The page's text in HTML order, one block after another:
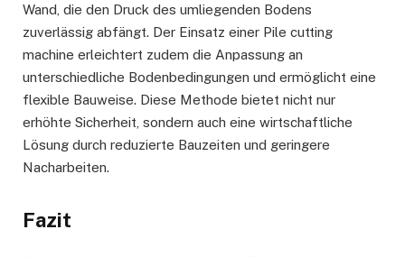
Wand, die den Druck des umliegenden Bodens
zuverlässig abfängt. Der Einsatz einer Pile cutting
machine erleichtert zudem die Anpassung an
unterschiedliche Bodenbedingungen und ermöglicht eine
flexible Bauweise. Diese Methode bietet nicht nur
erhöhte Sicherheit, sondern auch eine wirtschaftliche
Lösung durch reduzierte Bauzeiten und geringere
Nacharbeiten.
Fazit